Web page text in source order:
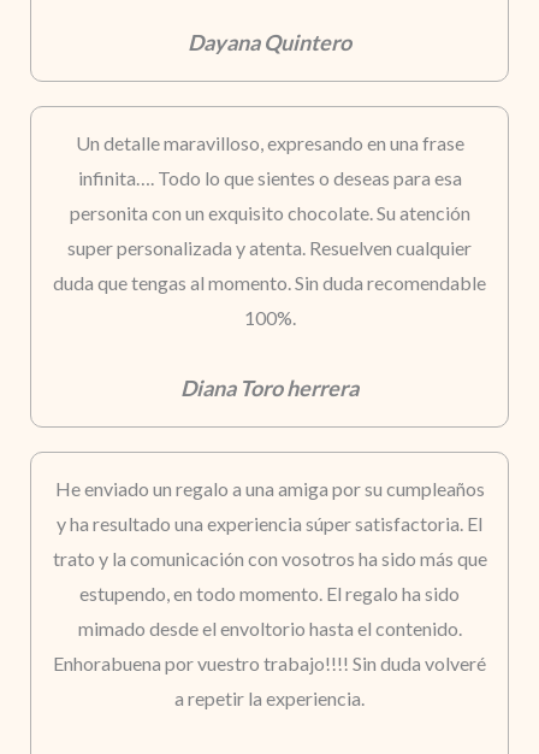
Dayana Quintero
Un detalle maravilloso, expresando en una frase
infinita…. Todo lo que sientes o deseas para esa
personita con un exquisito chocolate. Su atención
super personalizada y atenta. Resuelven cualquier
duda que tengas al momento. Sin duda recomendable
100%.
Diana Toro herrera
He enviado un regalo a una amiga por su cumpleaños
y ha resultado una experiencia súper satisfactoria. El
trato y la comunicación con vosotros ha sido más que
estupendo, en todo momento. El regalo ha sido
mimado desde el envoltorio hasta el contenido.
Enhorabuena por vuestro trabajo!!!! Sin duda volveré
a repetir la experiencia.